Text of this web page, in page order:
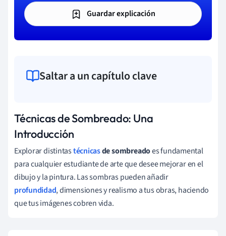
Guardar explicación
Saltar a un capítulo clave
Técnicas de Sombreado: Una
Introducción
Explorar distintastécnicasde sombreadoes fundamental
para cualquier estudiante de arte que desee mejorar en el
dibujo y la pintura. Las sombras pueden añadir
profundidad, dimensiones y realismo a tus obras, haciendo
que tus imágenes cobren vida.